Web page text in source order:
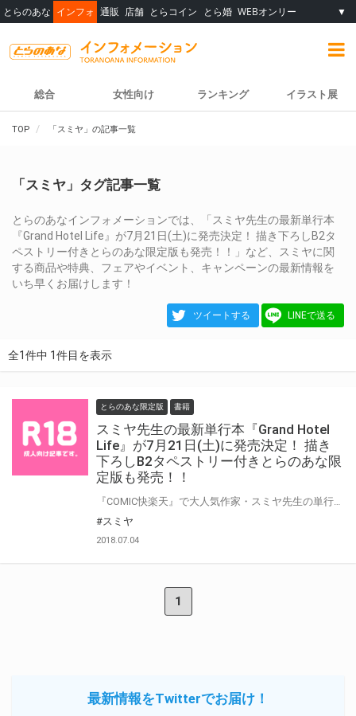
とらのあな インフォ 通販 店舗 とらコイン とら婚 WEBオンリー ▼
総合 女性向け ランキング イラスト展
TOP 「スミヤ」の記事一覧
「スミヤ」タグ記事一覧
とらのあなインフォメーションでは、「スミヤ先生の最新単行本
『Grand Hotel Life』が7月21日(土)に発売決定！ 描き下ろしB2タ
ペストリー付きとらのあな限定版も発売！！」など、スミヤに関
する商品や特典、フェアやイベント、キャンペーンの最新情報を
いち早くお届けします！
ツイートする LINEで送る
全1件中 1件目を表示
とらのあな限定版 書籍
スミヤ先生の最新単行本『Grand Hotel
Life』が7月21日(土)に発売決定！ 描き
下ろしB2タペストリー付きとらのあな限
定版も発売！！
#スミヤ
2018.07.04
1
最新情報をTwitterでお届け！